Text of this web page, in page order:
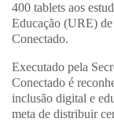
400 tablets aos
Educação (URE)
Conectado.
Executado pela
Conectado é
inclusão digital e
meta de distribuir